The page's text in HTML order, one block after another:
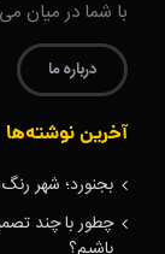
با شما در میان
درباره ما
آخرین نوشته‌ها
بجنورد؛ شهر
چطور با چند